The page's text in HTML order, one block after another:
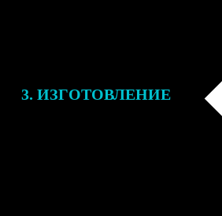
3. ИЗГОТОВЛЕНИЕ
Оплатите заказ банковской картой.
оплаты получите подтверждение на